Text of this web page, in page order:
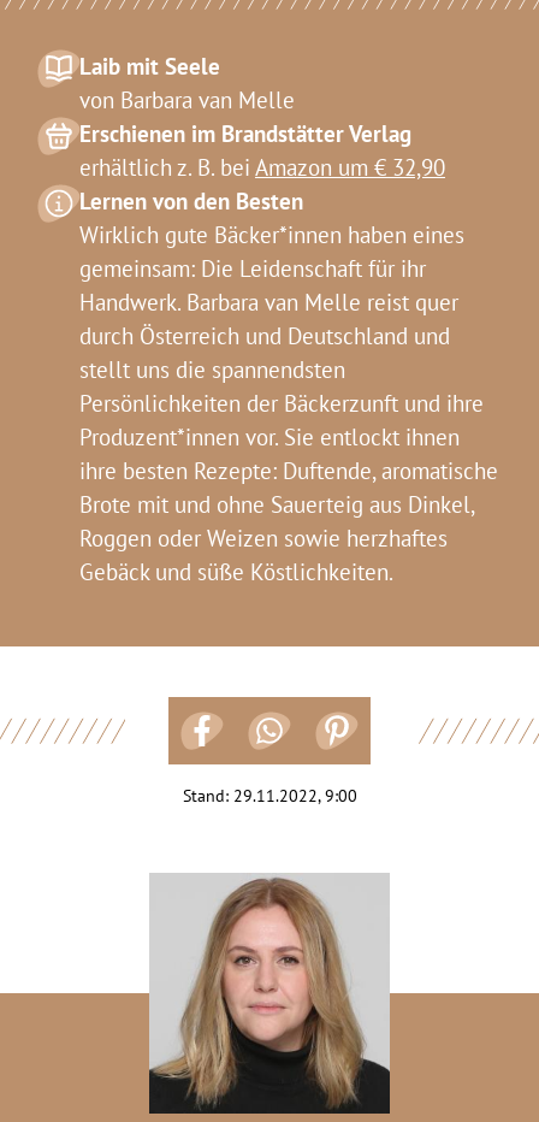
Laib mit Seele
von Barbara van Melle
Erschienen im Brandstätter Verlag
erhältlich z. B. bei Amazon um € 32,90
Lernen von den Besten
Wirklich gute Bäcker*innen haben eines
gemeinsam: Die Leidenschaft für ihr
Handwerk. Barbara van Melle reist quer
durch Österreich und Deutschland und
stellt uns die spannendsten
Persönlichkeiten der Bäckerzunft und ihre
Produzent*innen vor. Sie entlockt ihnen
ihre besten Rezepte: Duftende, aromatische
Brote mit und ohne Sauerteig aus Dinkel,
Roggen oder Weizen sowie herzhaftes
Gebäck und süße Köstlichkeiten.
Stand: 29.11.2022, 9:00